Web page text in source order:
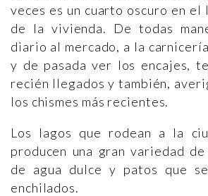
veces es un cuarto oscuro en el
de la vivienda. De todas
diario al mercado, a la
y de pasada ver los encajes,
recién llegados y también,
los chismes más recientes.
Los lagos que rodean a la
producen una gran variedad
de agua dulce y patos que
enchilados.